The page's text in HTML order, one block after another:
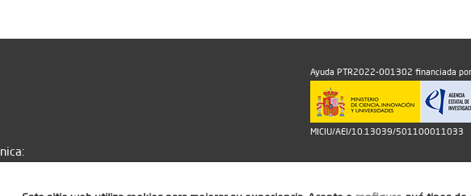
Ayuda PTR2022-001302 financiada
MICIU/AEI/10.13039/501100011033